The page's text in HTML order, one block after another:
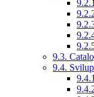
9.3.
9.4.